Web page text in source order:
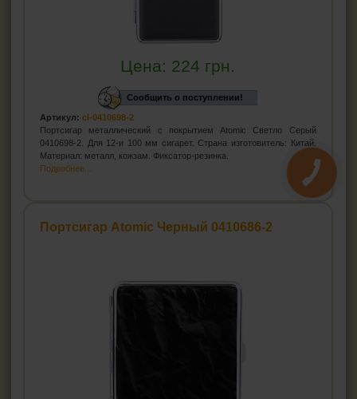
Цена: 224 грн.
Сообщить о поступлении!
Артикул: cl-0410698-2
Портсигар металлический с покрытием Atomic Светло Серый
0410698-2. Для 12-и 100 мм сигарет. Страна изготовитель: Китай.
Материал: металл, кожзам. Фиксатор-резинка.
Подробнее...
Портсигар Atomic Черный 0410686-2